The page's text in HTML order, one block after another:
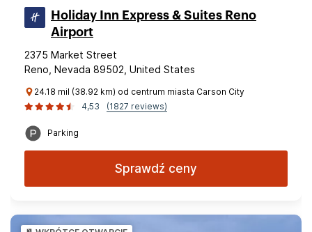
Holiday Inn Express & Suites Reno
Airport
2375 Market Street
Reno, Nevada 89502, United States
24.18 mil (38.92 km) od centrum miasta Carson City
4,53
(1827 reviews)
Parking
Sprawdź ceny